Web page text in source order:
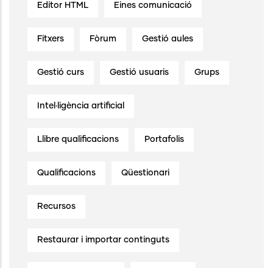
Editor HTML Eines comunicació
Fitxers Fòrum Gestió aules
Gestió curs Gestió usuaris Grups
Intel·ligència artificial
Llibre qualificacions Portafolis
Qualificacions Qüestionari
Recursos
Restaurar i importar continguts